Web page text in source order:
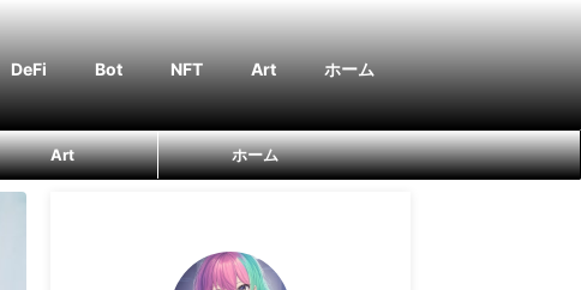
DeFi Bot NFT Art ホーム
Art ホーム